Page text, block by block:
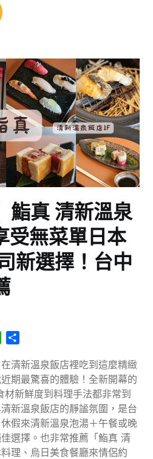
鮨真 清新溫泉
受無菜單日本
新選擇！台中
WhatsApp
清新溫泉飯店裡吃到這麼精緻
期最驚喜的體驗！全新開幕的
新鮮度到料理手法都非常到
新溫泉飯店的靜謐氛圍，是台
假來清新溫泉泡湯＋午餐或晚
選擇。也非常推薦「鮨真 清
理、烏日美食餐廳來情侶約